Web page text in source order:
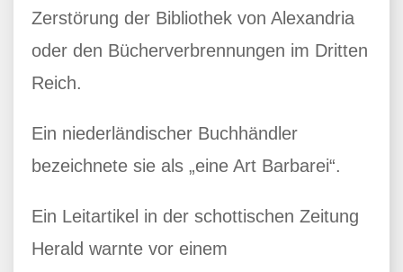
Zerstörung der Bibliothek von Alexandria
oder den Bücherverbrennungen im Dritten
Reich.
Ein niederländischer Buchhändler
bezeichnete sie als „eine Art Barbarei“.
Ein Leitartikel in der schottischen Zeitung
Herald warnte vor einem